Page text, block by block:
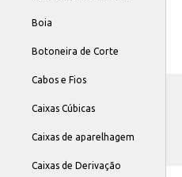
Boia
Botoneira de Corte
Cabos e Fios
Caixas Cúbicas
Caixas de aparelhagem
Caixas de Derivação